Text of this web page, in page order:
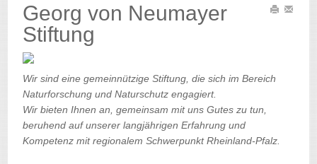
Georg von Neumayer
Stiftung
Wir sind eine gemeinnützige Stiftung, die sich im Bereich
Naturforschung und Naturschutz engagiert.
Wir bieten Ihnen an, gemeinsam mit uns Gutes zu tun,
beruhend auf unserer langjährigen Erfahrung und
Kompetenz mit regionalem Schwerpunkt Rheinland-Pfalz.